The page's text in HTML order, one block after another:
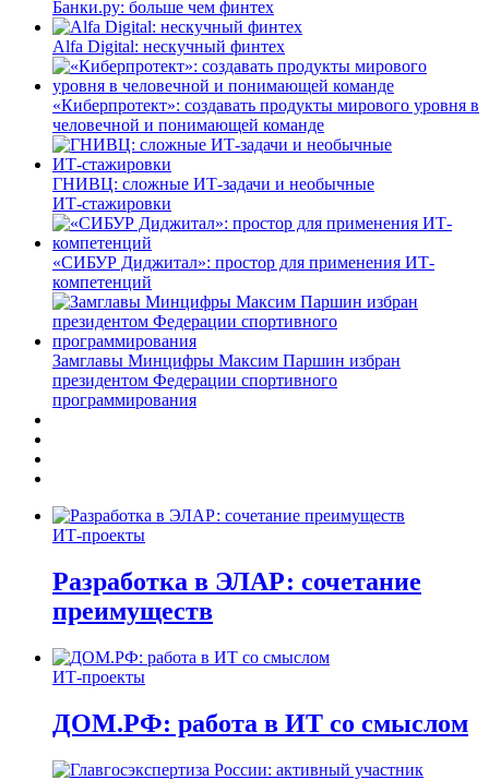
Банки.ру: больше чем финтех
Alfa Digital: нескучный финтех
«Киберпротект»: создавать продукты мирового уровня в
человечной и понимающей команде
ГНИВЦ: сложные ИТ‑задачи и необычные
ИТ‑стажировки
«СИБУР Диджитал»: простор для применения ИТ-
компетенций
Замглавы Минцифры Максим Паршин избран
президентом Федерации спортивного
программирования
ИТ-проекты
Разработка в ЭЛАР: сочетание
преимуществ
ИТ-проекты
ДОМ.РФ: работа в ИТ со смыслом